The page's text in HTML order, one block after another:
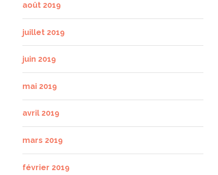
août 2019
juillet 2019
juin 2019
mai 2019
avril 2019
mars 2019
février 2019